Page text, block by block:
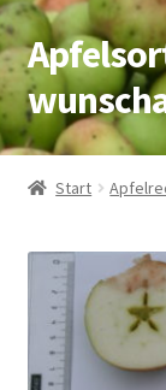
Zur
Navigation
springen
Zum
Inhalt
springen
Startseite
Kontakt
Start